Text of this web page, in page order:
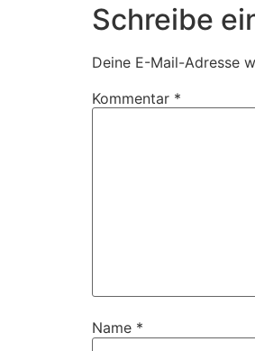
Schreibe
Deine E-Mail-Adresse
Kommentar *
Name *